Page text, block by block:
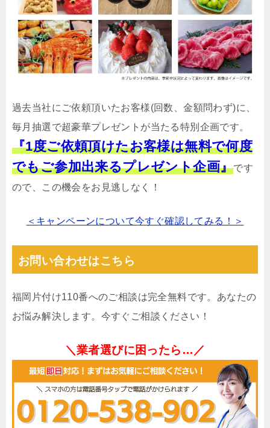
過去当社にご依頼頂いたお客様(回数、金額問わず)に、
毎月抽選で超豪華プレゼントが当たる特別企画です。
『1度ご依頼頂けたお客様は無料で何度
でもご参加出来るプレゼント企画』です
ので、この機会をお見逃しなく！
＜キャンペーンについて今すぐ確認してみる！＞
お問い合わせはこちら
福岡片付け110番へのご相談は完全無料です。あなたの
お悩み解決します。今すぐご相談ください！
＼業者選びに困ったら…／